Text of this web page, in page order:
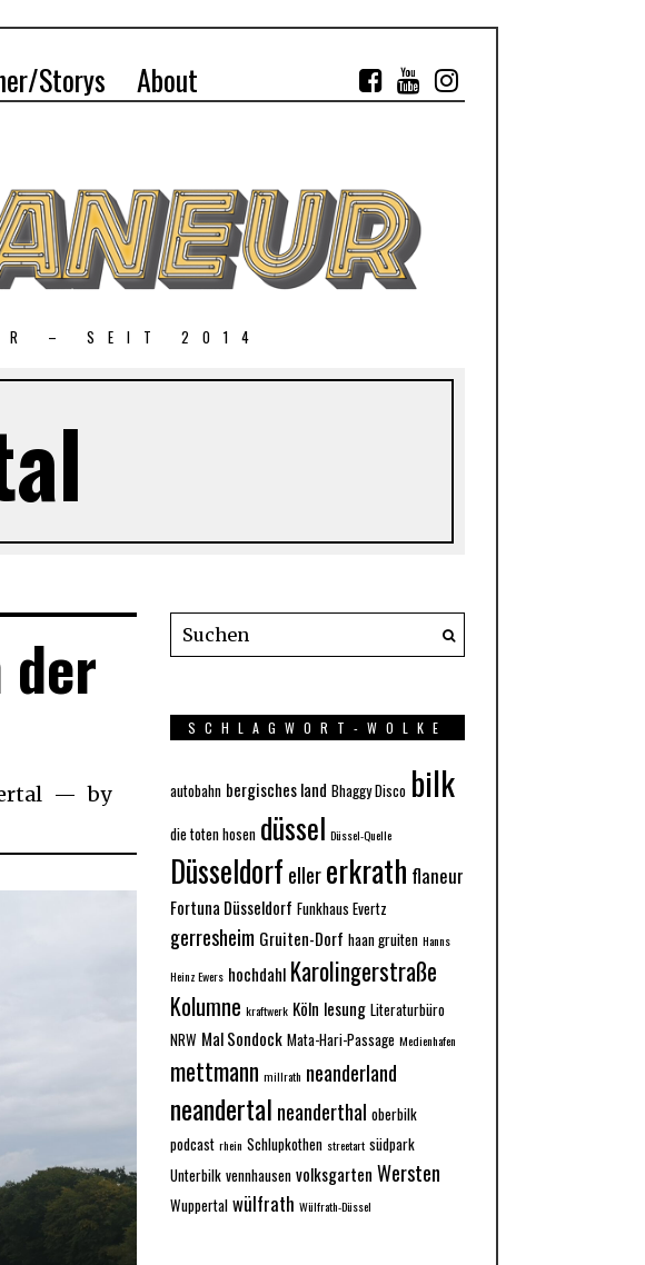
Storys About
– SEIT 2014
der
by
SCHLAGWORT-WOLKE
autobahn bergisches land Bhaggy Disco bilk
die toten hosen düssel Düssel-Quelle
Düsseldorf ellererkrath flaneur
Fortuna Düsseldorf Funkhaus Evertz
gerresheim Gruiten-Dorf haan gruiten Hanns
Heinz Ewers hochdahl Karolingerstraße
Kolumne kraftwerk Köln lesung Literaturbüro
NRW Mal Sondock Mata-Hari-Passage Medienhafen
mettmann millrath neanderland
neandertal neanderthal oberbilk
podcast rhein Schlupkothen streetart südpark
Unterbilk vennhausen volksgarten Wersten
Wuppertal wülfrath Wülfrath-Düssel